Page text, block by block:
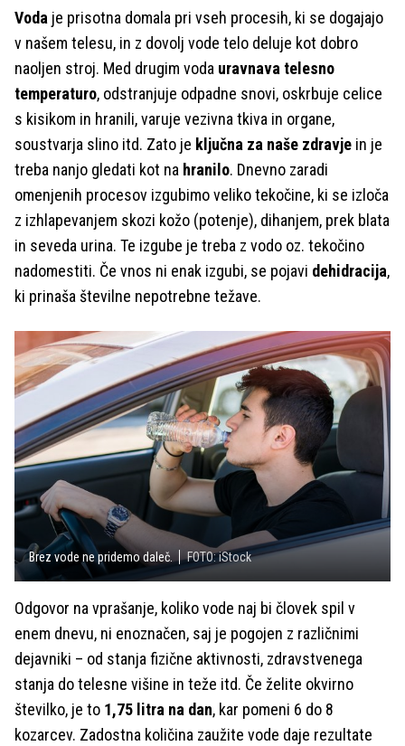
Voda je prisotna domala pri vseh procesih, ki se dogajajo
v našem telesu, in z dovolj vode telo deluje kot dobro
naoljen stroj. Med drugim voda uravnava telesno
temperaturo, odstranjuje odpadne snovi, oskrbuje celice
s kisikom in hranili, varuje vezivna tkiva in organe,
soustvarja slino itd. Zato je ključna za naše zdravje in je
treba nanjo gledati kot na hranilo. Dnevno zaradi
omenjenih procesov izgubimo veliko tekočine, ki se izloča
z izhlapevanjem skozi kožo (potenje), dihanjem, prek blata
in seveda urina. Te izgube je treba z vodo oz. tekočino
nadomestiti. Če vnos ni enak izgubi, se pojavi dehidracija,
ki prinaša številne nepotrebne težave.
Brez vode ne pridemo daleč. FOTO: iStock
Odgovor na vprašanje, koliko vode naj bi človek spil v
enem dnevu, ni enoznačen, saj je pogojen z različnimi
dejavniki – od stanja fizične aktivnosti, zdravstvenega
stanja do telesne višine in teže itd. Če želite okvirno
številko, je to 1,75 litra na dan, kar pomeni 6 do 8
kozarcev. Zadostna količina zaužite vode daje rezultate